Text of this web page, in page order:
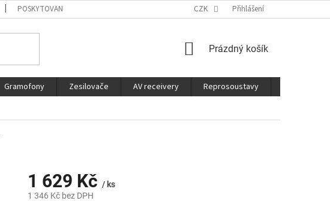
POSKYTOVANÉ SLUŽBY CZK Přihlášení
NÁKUPNÍ
Prázdný košík
Gramofony Zesilovače AV receivery Reprosoustavy
1 629 Kč / ks
1 346 Kč bez DPH